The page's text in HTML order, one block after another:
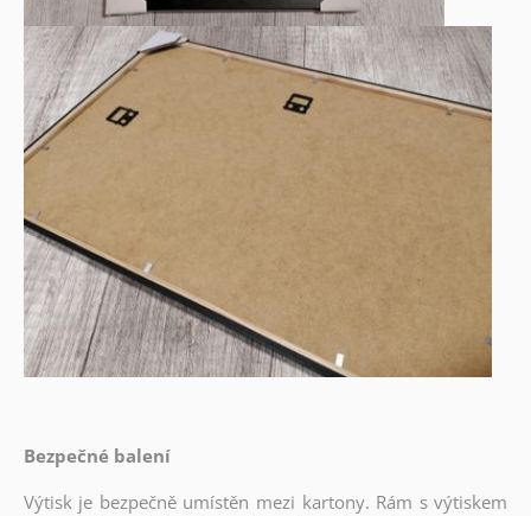
Bezpečné balení
Výtisk je bezpečně umístěn mezi kartony. Rám s výtiskem